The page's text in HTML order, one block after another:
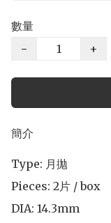
數量
−
+
簡介
Type: 月拋
Pieces: 2片 / box
DIA: 14.3mm